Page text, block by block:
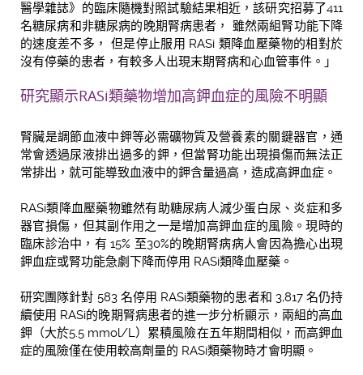
醫學雜誌》的臨床隨機對照試驗結果相近，該研究招募了411
名糖尿病和非糖尿病的晚期腎病患者， 雖然兩組腎功能下降
的速度差不多， 但是停止服用 RASi 類降血壓藥物的相對於
沒有停藥的患者，有較多人出現末期腎病和心血管事件。」
研究顯示RASi類藥物增加高鉀血症的風險不明顯
腎臟是調節血液中鉀等必需礦物質及營養素的關鍵器官，通
常會透過尿液排出過多的鉀，但當腎功能出現損傷而無法正
常排出，就可能導致血液中的鉀含量過高，造成高鉀血症。
RASi類降血壓藥物雖然有助糖尿病人減少蛋白尿、炎症和多
器官損傷，但其副作用之一是增加高鉀血症的風險。現時的
臨床診治中，有 15% 至30%的晚期腎病病人會因為擔心出現
鉀血症或腎功能急劇下降而停用 RASi類降血壓藥。
研究團隊針對 583 名停用 RASi類藥物的患者和 3,817 名仍持
續使用 RASi的晚期腎病患者的進一步分析顯示，兩組的高血
鉀（大於5.5 mmol/L）累積風險在五年期間相似，而高鉀血
症的風險僅在使用較高劑量的 RASi類藥物時才會明顯。